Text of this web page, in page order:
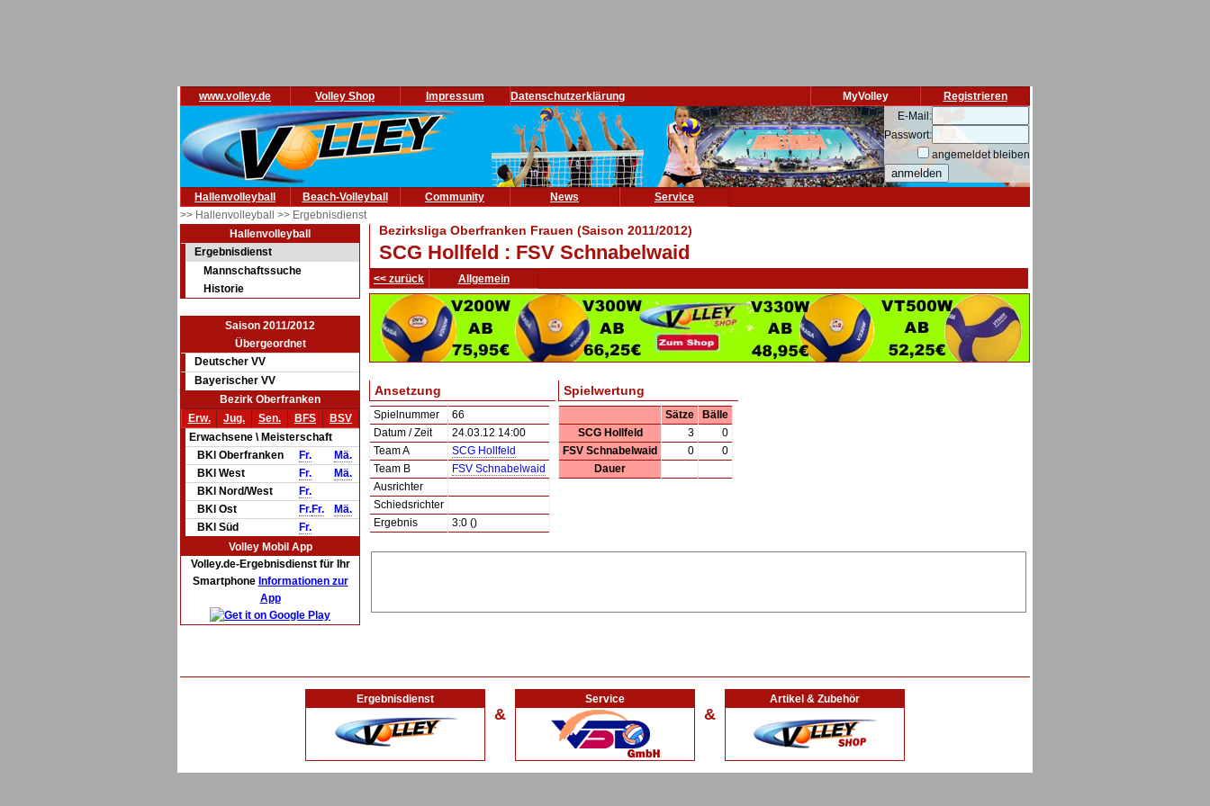
www.volley.de Volley Shop Impressum Datenschutzerklärung Registrieren
MyVolley
E-Mail:
Passwort:
angemeldet bleiben
Hallenvolleyball Beach-Volleyball Community News
Service
>> Hallenvolleyball >> Ergebnisdienst
Hallenvolleyball
Ergebnisdienst
Mannschaftssuche
Historie
Saison 2011/2012
Übergeordnet
Deutscher VV
Bayerischer VV
Bezirk Oberfranken
Erw.
Jug. Sen. BFS
BSV
Erwachsene \ Meisterschaft
BKl Oberfranken
Fr.
Mä.
BKl West
Fr.
Mä.
BKl Nord/West
Fr.
BKl Ost
Fr.Fr.
Mä.
BKl Süd
Fr.
Volley Mobil App
Volley.de-Ergebnisdienst für Ihr
Smartphone Informationen zur
App
Bezirksliga Oberfranken Frauen (Saison 2011/2012)
SCG Hollfeld : FSV Schnabelwaid
<< zurück Allgemein
Ansetzung
Spielnummer
66
Datum / Zeit
24.03.12 14:00
Team A
SCG Hollfeld
Team B
FSV Schnabelwaid
Ausrichter
Schiedsrichter
Ergebnis
3:0 ()
Spielwertung
Sätze
Bälle
SCG Hollfeld
3
0
FSV Schnabelwaid
0
0
Dauer
Ergebnisdienst
&
Service
&
Artikel & Zubehör